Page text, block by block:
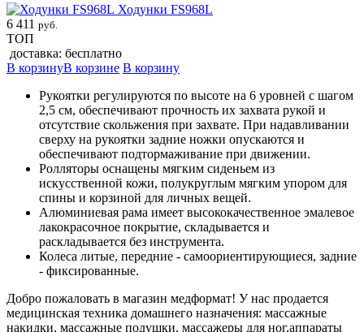
Ходунки FS968L
6 411 руб.
ТОП
доставка: бесплатно
В корзинуВ корзине В корзину
Рукоятки регулируются по высоте на 6 уровней с шагом
2,5 см, обеспечивают прочность их захвата рукой и
отсутствие скольжения при захвате. При надавливании
сверху на рукоятки задние ножки опускаются и
обеспечивают подтормаживание при движении.
Ролляторы оснащены мягким сиденьем из
искусственной кожи, полукруглым мягким упором для
спины и корзиной для личных вещей.
Алюминиевая рама имеет высококачественное эмалевое
лакокрасочное покрытие, складывается и
раскладывается без инструмента.
Колеса литые, передние - самоориентирующиеся, задние
- фиксированные.
Добро пожаловать в магазин медформат! У нас продается
медицинская техника домашнего назначения: массажные
накидки, массажные подушки, массажеры для ног,аппараты